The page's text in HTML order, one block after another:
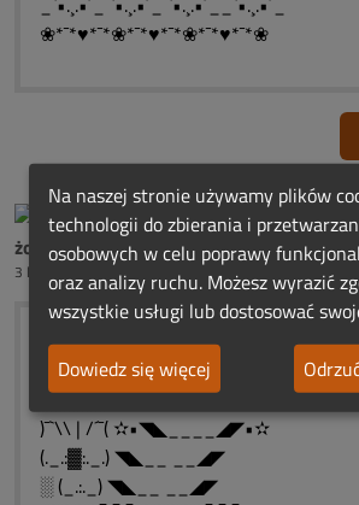
❀*¯*♥*¯*❀*¯*♥*¯*❀*¯*♥*¯*❀
żona Henryka Dobrońskiego
3 lata temu
░░░░)¯`\\ | /´¯(....ROCZNICOWE
░░░░ (._.:▓:._.)....ŚWIATEŁKA
░░░░░ (_.:._).....PAMIĘCI
)¯`\\ | /´¯( ✫•◥◣____◢◤•✫
(._.:▓:._.) ◥◣__ __◢◤
░ (_.:._) ◥◣__ __◢◤
Na naszej stronie używamy plików
technologii do zbierania i
osobowych w celu poprawy
oraz analizy ruchu. Możesz wyrazić
wszystkie usługi lub dostosować
Dowiedz się więcej